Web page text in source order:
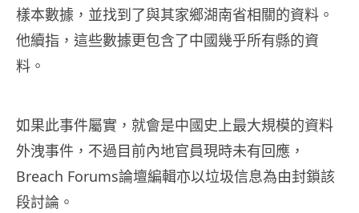
樣本數據，並找到了與其家鄉湖南省相關的資料。
他續指，這些數據更包含了中國幾乎所有縣的資
料。
如果此事件屬實，就會是中國史上最大規模的資料
外洩事件，不過目前內地官員現時未有回應，
Breach Forums論壇編輯亦以垃圾信息為由封鎖該
段討論。